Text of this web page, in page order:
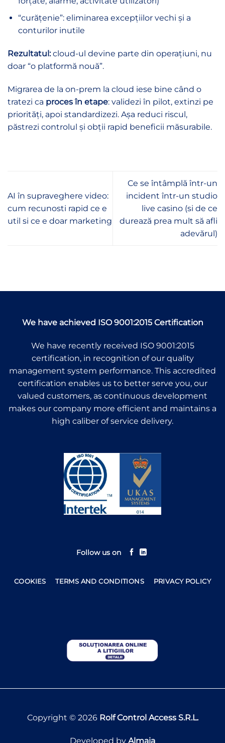
“curățenie”: eliminarea excepțiilor vechi și a
conturilor inutile
Rezultatul:cloud-ul devine parte din operațiuni, nu
doar “o platformă nouă”.
Migrarea de la on-prem la cloud iese bine când o
tratezi ca proces în etape: validezi în pilot, extinzi pe
priorități, apoi standardizezi. Așa reduci riscul,
păstrezi controlul și obții rapid beneficii măsurabile.
AI în supraveghere video:
cum recunosti rapid ce e
util si ce e doar marketing
Ce se întâmplă într-un
incident într-un studio
live casino (si de ce
durează prea mult să afli
adevărul)
We have achieved ISO 9001:2015 Certification
We have recently received ISO 9001:2015
certification, in recognition of our quality
management system performance. This accredited
certification enables us to better serve you, our
valued customers, as continuous development
makes our company more efficient and maintains a
high caliber of service delivery.
Follow us on
COOKIES TERMS AND CONDITIONS PRIVACY POLICY
Copyright © 2026Rolf Control Access S.R.L.
Developed by Almaia